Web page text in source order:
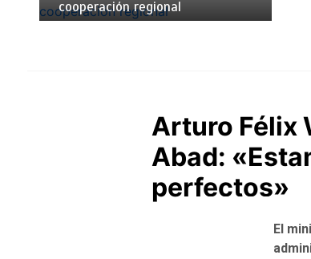
cooperación regional
Arturo Félix
Abad:
perfectos»
El